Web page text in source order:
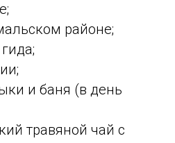
районе;
и баня (в день
травяной чай с